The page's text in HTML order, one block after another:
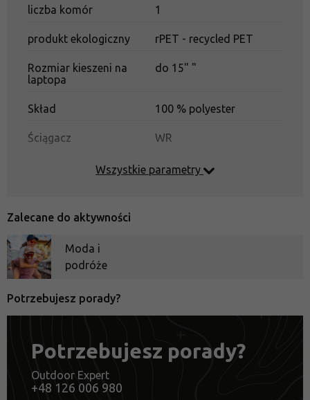
boczny uchwyt do przenoszenia plecaka jako torby
podróżnej
liczba komór 1
produkt ekologiczny rPET - recycled PET
Rozmiar kieszeni na
laptopa
do 15" "
Skład 100 % polyester
Ściągacz WR
Wszystkie parametry
Zalecane do aktywności
Moda i
podróże
Potrzebujesz porady?
Potrzebujesz porady?
Outdoor Expert
+48 126 006 980